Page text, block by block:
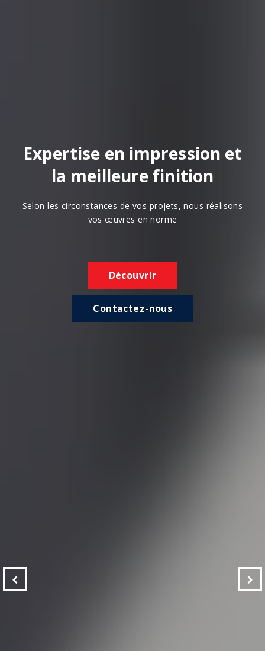
Expertise en impression et
la meilleure finition
Selon les circonstances de vos projets, nous réalisons
vos œuvres en norme
Découvrir
Contactez-nous